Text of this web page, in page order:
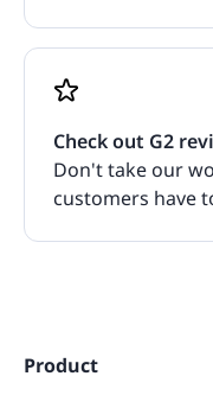
Check out G2
Don't take our
customers have
Product